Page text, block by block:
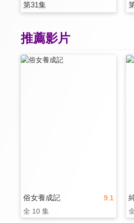
第31集
推薦影片
9.1
俗女養成記
全 10 集